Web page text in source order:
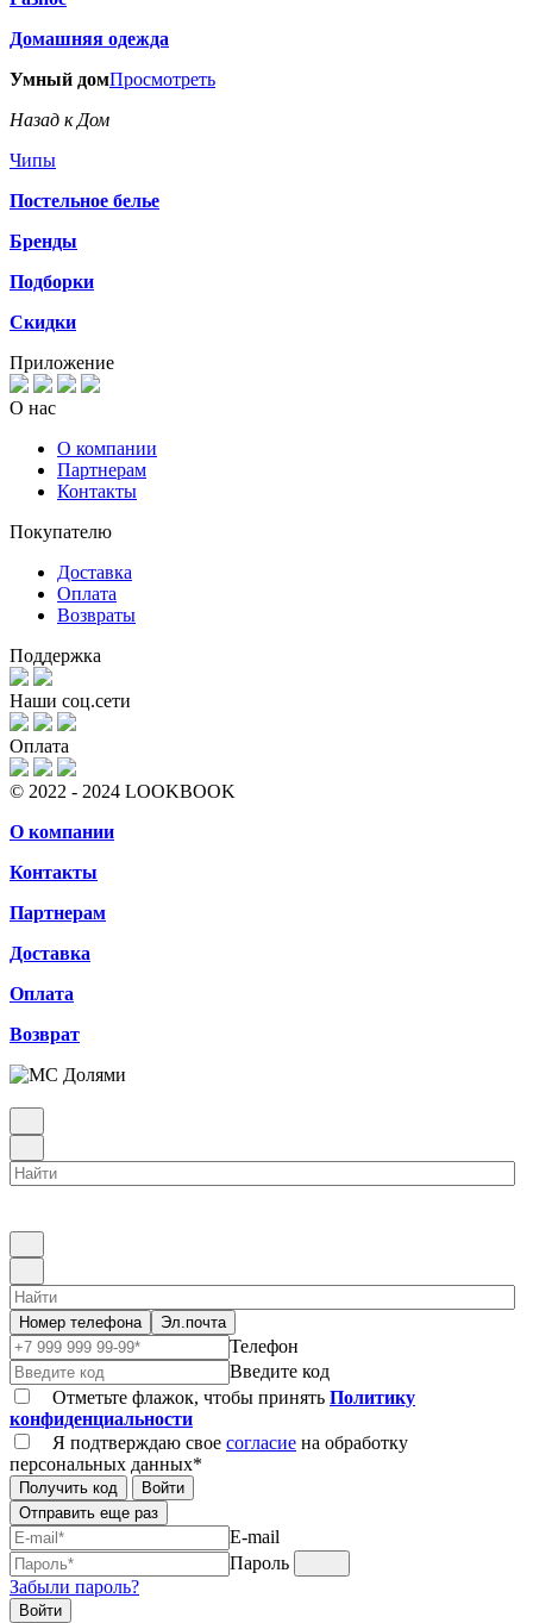
Домашняя одежда
Умный домПросмотреть
Назад к Дом
Чипы
Постельное белье
Бренды
Подборки
Скидки
Приложение
О нас
О компании
Партнерам
Контакты
Покупателю
Доставка
Оплата
Возвраты
Поддержка
Наши соц.сети
Оплата
© 2022 - 2024 LOOKBOOK
О компании
Контакты
Партнерам
Доставка
Оплата
Возврат
Номер телефона Эл.почта
Телефон
Введите код
Отметьте флажок, чтобы принять Политику
конфиденциальности
Я подтверждаю свое согласие на обработку
персональных данных*
Получить код
Войти
Отправить еще раз
E-mail
Пароль
Забыли пароль?
Войти